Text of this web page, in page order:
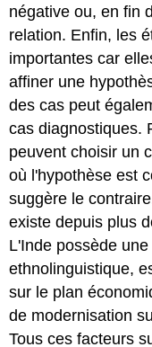
négative ou, en fin
relation. Enfin, les
importantes car
affiner une
des cas peut
cas diagnostiques.
peuvent choisir un
où l'hypothèse est
suggère le
existe depuis plus
L'Inde possède
ethnolinguistique,
sur le plan
de modernisation
Tous ces facteurs